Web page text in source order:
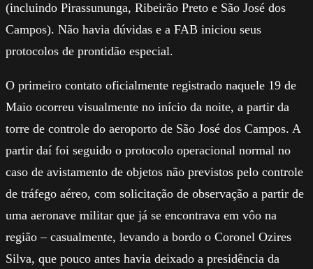
(incluindo Pirassununga, Ribeirão Preto e São José dos
Campos). Não havia dúvidas e a FAB iniciou seus
protocolos de prontidão especial.
O primeiro contato oficialmente registrado naquele 19 de
Maio ocorreu visualmente no início da noite, a partir da
torre de controle do aeroporto de São José dos Campos. A
partir daí foi seguido o protocolo operacional normal no
caso de avistamento de objetos não previstos pelo controle
de tráfego aéreo, com solicitação de observação a partir de
uma aeronave militar que já se encontrava em vôo na
região – casualmente, levando a bordo o Coronel Ozires
Silva, que pouco antes havia deixado a presidência da